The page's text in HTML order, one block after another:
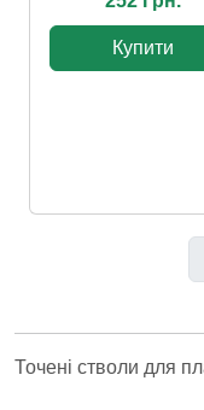
Купити
Точені стволи для